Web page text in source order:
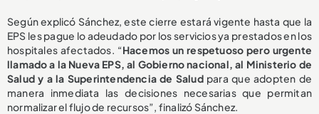
Según explicó Sánchez, este cierre estará vigente hasta que la
EPS les pague lo adeudado por los servicios ya prestados en los
hospitales afectados. “Hacemos un respetuoso pero urgente
llamado a la Nueva EPS, al Gobierno nacional, al Ministerio de
Salud y a la Superintendencia de Salud para que adopten de
manera inmediata las decisiones necesarias que permitan
normalizar el flujo de recursos”, finalizó Sánchez.